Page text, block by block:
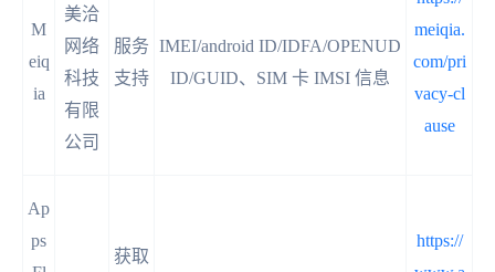
M
eiq
ia
美洽
网络
科技
有限
公司
服务
支持
IMEI/android ID/IDFA/OPENUD
ID/GUID、SIM 卡 IMSI 信息
meiqia.
com/pri
vacy-cl
ause
Ap
ps
获取
https://